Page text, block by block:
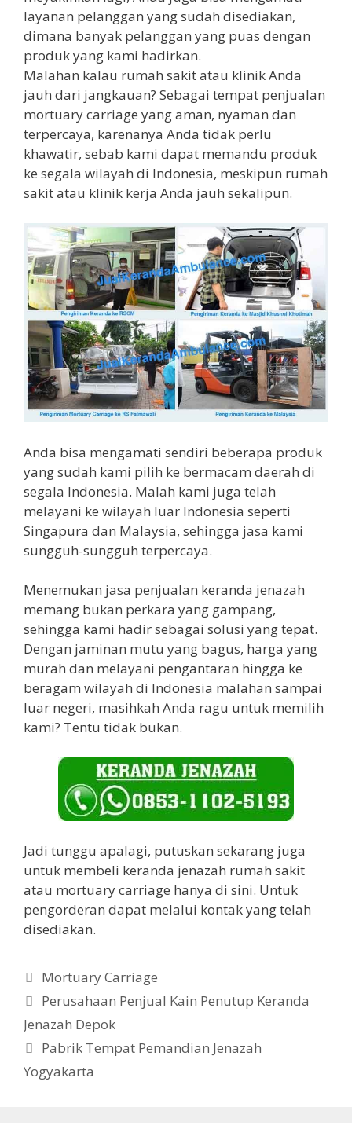
layanan pelanggan yang sudah disediakan,
dimana banyak pelanggan yang puas dengan
produk yang kami hadirkan.
Malahan kalau rumah sakit atau klinik Anda
jauh dari jangkauan? Sebagai tempat penjualan
mortuary carriage yang aman, nyaman dan
terpercaya, karenanya Anda tidak perlu
khawatir, sebab kami dapat memandu produk
ke segala wilayah di Indonesia, meskipun rumah
sakit atau klinik kerja Anda jauh sekalipun.
Anda bisa mengamati sendiri beberapa produk
yang sudah kami pilih ke bermacam daerah di
segala Indonesia. Malah kami juga telah
melayani ke wilayah luar Indonesia seperti
Singapura dan Malaysia, sehingga jasa kami
sungguh-sungguh terpercaya.
Menemukan jasa penjualan keranda jenazah
memang bukan perkara yang gampang,
sehingga kami hadir sebagai solusi yang tepat.
Dengan jaminan mutu yang bagus, harga yang
murah dan melayani pengantaran hingga ke
beragam wilayah di Indonesia malahan sampai
luar negeri, masihkah Anda ragu untuk memilih
kami? Tentu tidak bukan.
Jadi tunggu apalagi, putuskan sekarang juga
untuk membeli keranda jenazah rumah sakit
atau mortuary carriage hanya di sini. Untuk
pengorderan dapat melalui kontak yang telah
disediakan.
Categories
Mortuary Carriage
Perusahaan Penjual Kain Penutup Keranda
Jenazah Depok
Pabrik Tempat Pemandian Jenazah
Yogyakarta